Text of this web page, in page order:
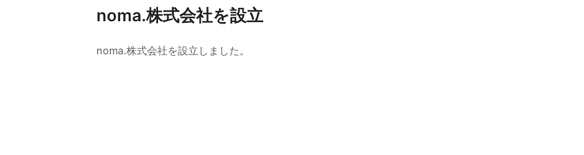
noma.株式会社を設立
noma.株式会社を設立しました。